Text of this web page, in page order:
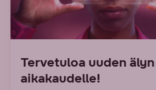
Tervetuloa uuden älyn
aikakaudelle!